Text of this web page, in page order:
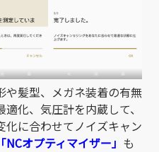
や髪型、メガネ装着の有無
化、気圧計を内蔵して、
に合わせてノイズキャン
「NCオプティマイザー」 も